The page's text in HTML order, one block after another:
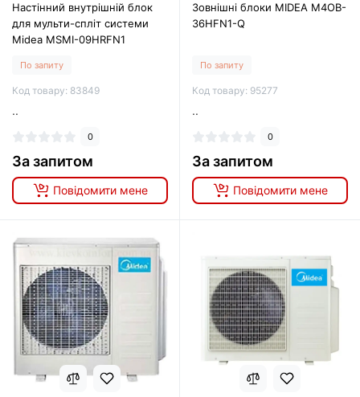
Настінний внутрішній блок
для мульти-спліт системи
Midea MSMI-09HRFN1
По запиту
Код товару: 83849
..
0
За запитом
Повідомити мене
Зовнішні блоки MIDEA M4OB-
36HFN1-Q
По запиту
Код товару: 95277
..
0
За запитом
Повідомити мене